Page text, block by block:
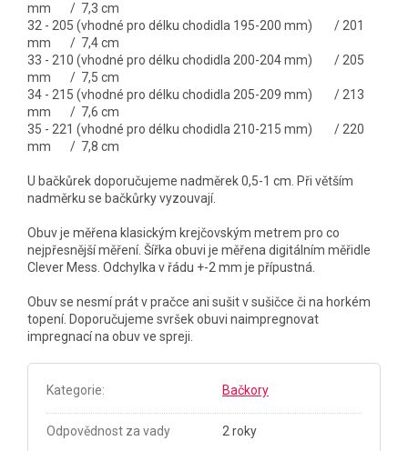
mm / 7,3 cm
32 - 205 (vhodné pro délku chodidla 195-200 mm) / 201
mm / 7,4 cm
33 - 210 (vhodné pro délku chodidla 200-204 mm) / 205
mm / 7,5 cm
34 - 215 (vhodné pro délku chodidla 205-209 mm) / 213
mm / 7,6 cm
35 - 221 (vhodné pro délku chodidla 210-215 mm) / 220
mm / 7,8 cm
U bačkůrek doporučujeme nadměrek 0,5-1 cm. Při větším
nadměrku se bačkůrky vyzouvají.
Obuv je měřena klasickým krejčovským metrem pro co
nejpřesnější měření. Šířka obuvi je měřena digitálním měřidle
Clever Mess. Odchylka v řádu +-2 mm je přípustná.
Obuv se nesmí prát v pračce ani sušit v sušičce či na horkém
topení. Doporučujeme svršek obuvi naimpregnovat
impregnací na obuv ve spreji.
Kategorie: Bačkory
Odpovědnost za vady 2 roky